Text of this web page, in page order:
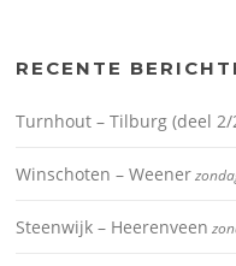
RECENTE
Turnhout – Tilburg (deel 2/
Winschoten – Weener
Steenwijk – Heerenveen